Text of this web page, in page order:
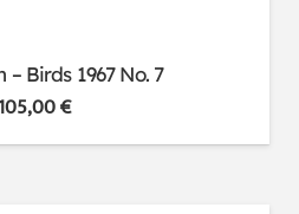
– Birds 1967 No. 7
105,00€